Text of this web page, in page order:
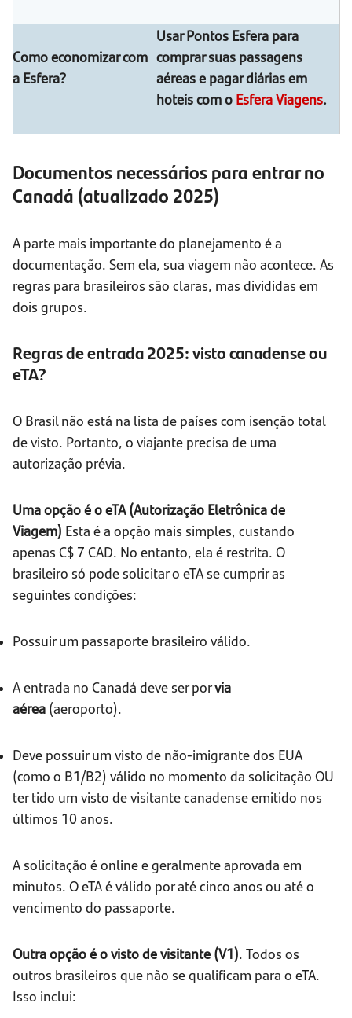
Como economizar com
a Esfera?
Usar Pontos Esfera para
comprar suas passagens
aéreas e pagar diárias em
hoteis com o Esfera Viagens.
Documentos necessários para entrar no
Canadá (atualizado 2025)
A parte mais importante do planejamento é a
documentação. Sem ela, sua viagem não acontece. As
regras para brasileiros são claras, mas divididas em
dois grupos.
Regras de entrada 2025: visto canadense ou
eTA?
O Brasil não está na lista de países com isenção total
de visto. Portanto, o viajante precisa de uma
autorização prévia.
Uma opção é o eTA (Autorização Eletrônica de
Viagem) Esta é a opção mais simples, custando
apenas C$ 7 CAD. No entanto, ela é restrita. O
brasileiro só pode solicitar o eTA se cumprir as
seguintes condições:
Possuir um passaporte brasileiro válido.
A entrada no Canadá deve ser porvia
aérea (aeroporto).
Deve possuir um visto de não-imigrante dos EUA
(como o B1/B2) válido no momento da solicitação OU
ter tido um visto de visitante canadense emitido nos
últimos 10 anos.
A solicitação é online e geralmente aprovada em
minutos. O eTA é válido por até cinco anos ou até o
vencimento do passaporte.
Outra opção é o visto de visitante (V1). Todos os
outros brasileiros que não se qualificam para o eTA.
Isso inclui: